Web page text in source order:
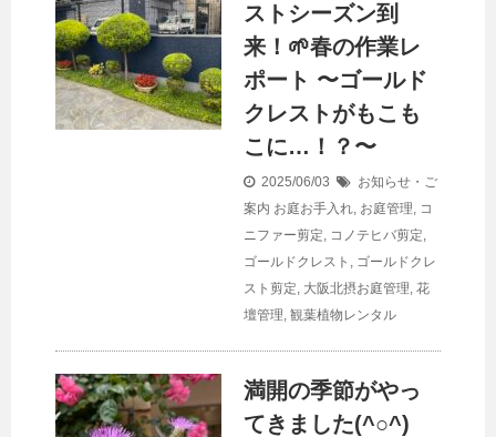
ストシーズン到
来！🌱春の作業レ
ポート 〜ゴールド
クレストがもこも
こに…！？〜
2025/06/03
お知らせ・ご
案内 お庭お手入れ, お庭管理, コ
ニファー剪定, コノテヒバ剪定,
ゴールドクレスト , ゴールドクレ
スト剪定, 大阪北摂お庭管理, 花
壇管理, 観葉植物レンタル
満開の季節がやっ
てきました(^○^)